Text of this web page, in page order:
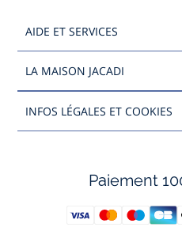
AIDE ET SERVICES
LA MAISON JACADI
INFOS LÉGALES ET COOKIES
Paiement